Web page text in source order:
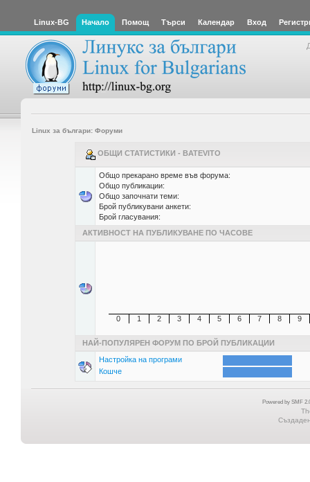
Linux-BG Начало Помощ Търси Календар Вход
Linux за българи: Форуми
ОБЩИ СТАТИСТИКИ - BATEVITO
Общо прекарано време във форума:
Общо публикации:
Общо започнати теми:
Брой публикувани анкети:
Брой гласувания:
АКТИВНОСТ НА ПУБЛИКУВАНЕ ПО ЧАСОВЕ
0 1 2 3 4 5 6 7 8 9
НАЙ-ПОПУЛЯРЕН ФОРУМ ПО БРОЙ ПУБЛИКАЦИИ
Настройка на програми
Кошче
Powered by SMF